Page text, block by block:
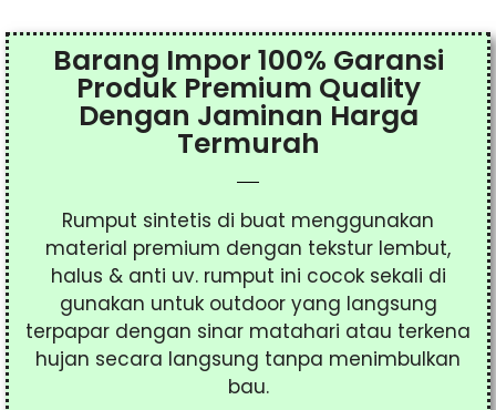
Barang Impor 100% Garansi
Produk Premium Quality
Dengan Jaminan Harga
Termurah
Rumput sintetis di buat menggunakan
material premium dengan tekstur lembut,
halus & anti uv. rumput ini cocok sekali di
gunakan untuk outdoor yang langsung
terpapar dengan sinar matahari atau terkena
hujan secara langsung tanpa menimbulkan
bau.